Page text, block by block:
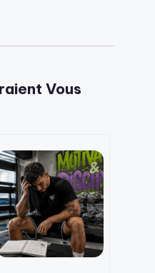
Vous